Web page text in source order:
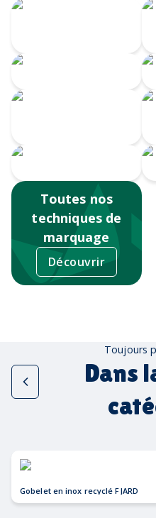
Toutes nos
techniques de
marquage
Découvrir
Toujours
Dans
Gobelet en inox recyclé FJARD